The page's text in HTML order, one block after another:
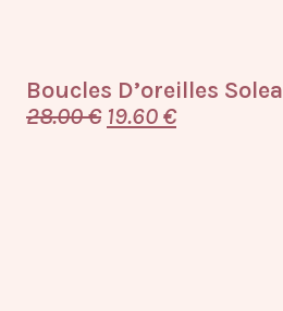
Boucles D’oreilles Solea
28.00€ 19.60€